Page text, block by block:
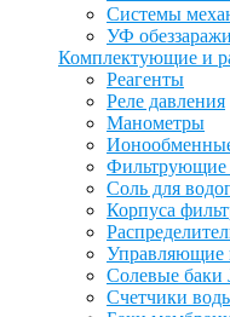
Системы
УФ
Комплектующие и
Реагенты
Реле давления
Манометры
Фильтрующие
Соль для
Корпуса
Управляющие
Солевые баки
Счетчики